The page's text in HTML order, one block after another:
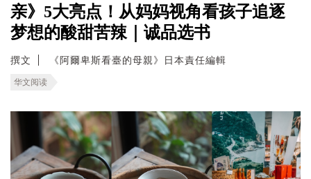
亲》5大亮点！从妈妈视角看孩子追逐
梦想的酸甜苦辣｜诚品选书
撰文 《阿爾卑斯看臺的母親》日本責任編輯
华文阅读